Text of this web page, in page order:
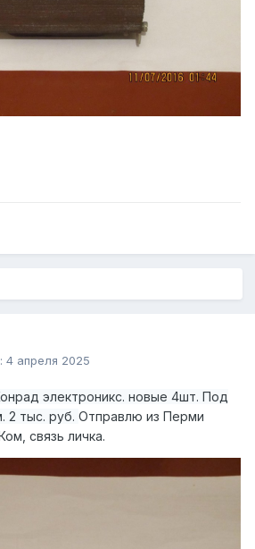
4 апреля 2025
электроникс. новые 4шт. Под
2 тыс. руб. Отправлю из Перми
связь личка.